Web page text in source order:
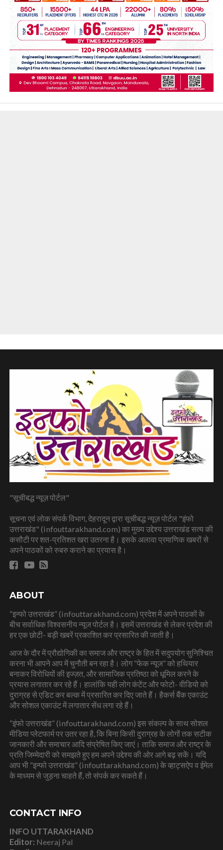
"सूचीबद्ध न्यूज़ पोर्टल"
सूचना एवं लोक संपर्क विभाग, देहरादून द्वारा सूचीबद्ध न्यूज़ पोर्टल "इंफो
उत्तराखंड" (infouttarakhand.com) का मुख्य उद्देश्य उत्तराखंड सत्य की
कसौटी पर शत-प्रतिशत खरा उतरना है। इसके अलावा प्रमाणिक खबरों से
अपने पाठकों को रुबरु कराने का प्रयास है।
ABOUT
“इन्फो उत्तराखंड” (infouttarakhand.com) प्रदेश में अपने पाठकों के
बीच सर्वाधिक विश्वसनीय न्यूज पोर्टल है। इसमें उत्तराखंड से लेकर प्रदेश की
हर एक छोटी- बड़ी खबरें प्रकाशित कर प्रसारित की जाती है।
आज के दौर में प्रौद्योगिकी का समाज और राष्ट्र के हित में सदुपयोग सुनिश्चित
करना भी आपने आप में चुनौती बन रहा है। लोग “फेक न्यूज” को हथियार
बनाकर विरोधियों की इज्ज़त, और सामाजिक प्रतिष्ठा को धूमिल करने के
प्रयास लगातार कर रहे हैं। हालांकि यही लोग कंटेंट और फोटो- वीडियो को
दुराग्रह से एडिट कर बल्क में प्रसारित कर दिए जाते हैं। हैकर्स बैंक एकाउंट
और सोशल एकाउंट में लगातार सेंध लगा रहे हैं।
“इंफो उत्तराखंड” (infouttarakhand.com) इस संकल्प के साथ सोशल
मीडिया प्लेटफार्म पर उतर रहा है, कि बिना किसी दुराग्रह के लोगों तक सटीक
जानकारी और समाचार आदि संप्रेषित किए जाएं। ताकि समाज और राष्ट्र के
प्रति जिम्मेदारी को समझते हुए हम अपने उद्देश्य की ओर आगे बढ़ सकें। यदि
आप भी “इन्फो उत्तराखंड” (infouttarakhand.com) के व्हाट्सऐप व ईमेल
के माध्यम से जुड़ना चाहते हैं, तो संपर्क कर सकते हैं।
CONTACT INFO
INFO UTTARAKHAND
Editor: Neeraj Pal